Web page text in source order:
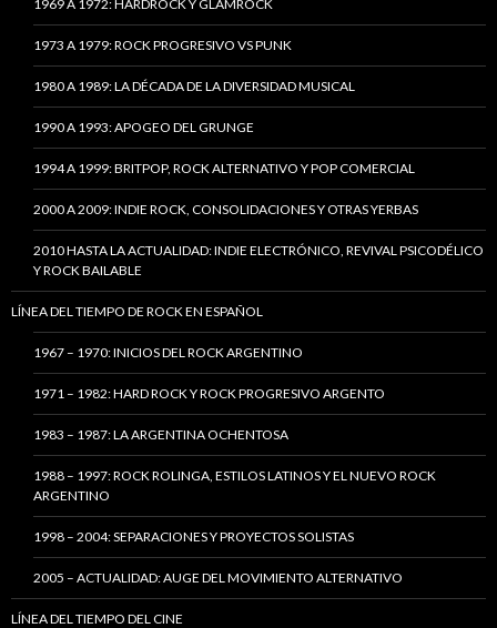
1969 A 1972: HARDROCK Y GLAMROCK
1973 A 1979: ROCK PROGRESIVO VS PUNK
1980 A 1989: LA DÉCADA DE LA DIVERSIDAD MUSICAL
1990 A 1993: APOGEO DEL GRUNGE
1994 A 1999: BRITPOP, ROCK ALTERNATIVO Y POP COMERCIAL
2000 A 2009: INDIE ROCK, CONSOLIDACIONES Y OTRAS YERBAS
2010 HASTA LA ACTUALIDAD: INDIE ELECTRÓNICO, REVIVAL PSICODÉLICO
Y ROCK BAILABLE
LÍNEA DEL TIEMPO DE ROCK EN ESPAÑOL
1967 – 1970: INICIOS DEL ROCK ARGENTINO
1971 – 1982: HARD ROCK Y ROCK PROGRESIVO ARGENTO
1983 – 1987: LA ARGENTINA OCHENTOSA
1988 – 1997: ROCK ROLINGA, ESTILOS LATINOS Y EL NUEVO ROCK
ARGENTINO
1998 – 2004: SEPARACIONES Y PROYECTOS SOLISTAS
2005 – ACTUALIDAD: AUGE DEL MOVIMIENTO ALTERNATIVO
LÍNEA DEL TIEMPO DEL CINE